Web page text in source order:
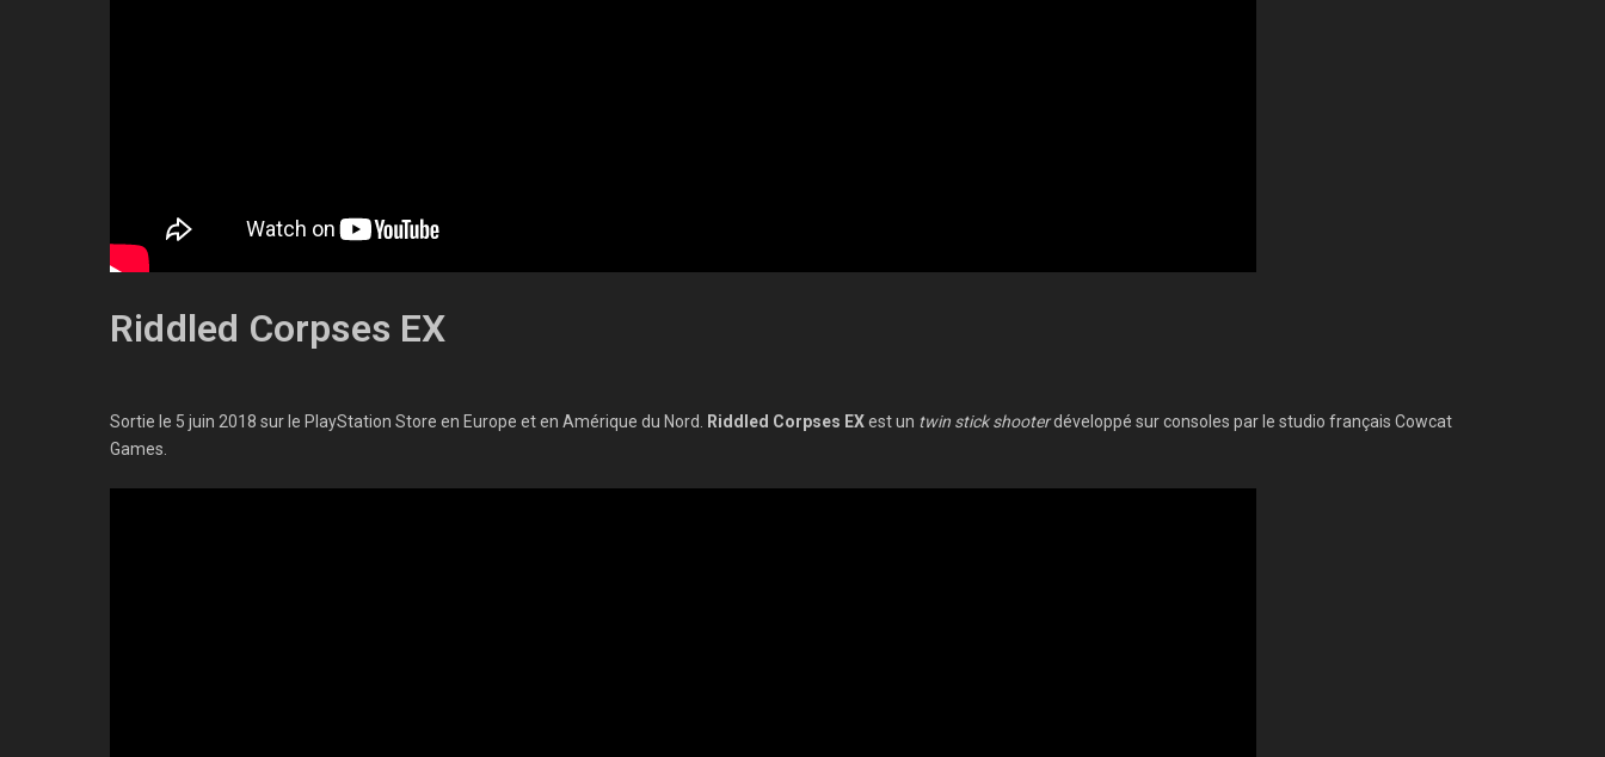
Riddled Corpses EX
Sortie le 5 juin 2018 sur le PlayStation Store en Europe et en Amérique du Nord. Riddled Corpses EXest un twin stick shooterdéveloppé sur consoles par le studio français Cowcat
Games.